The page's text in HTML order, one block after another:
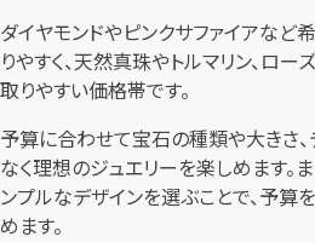
ダイヤモンドやピンクサファイアな
りやすく、天然真珠やトルマリン、ロ
取りやすい価格帯です。
予算に合わせて宝石の種類や大きさ、
なく理想のジュエリーを楽しめます。
ンプルなデザインを選ぶことで、予算
めます。